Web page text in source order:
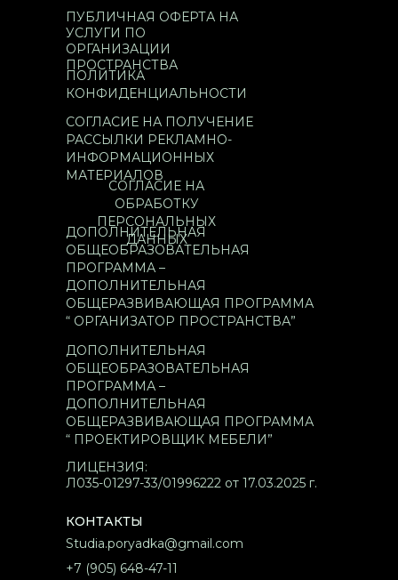
ЛИЦЕНЗИЯ:
Л035-01297-33/01996222 от 17.03.2025 г.
ПУБЛИЧНАЯ ОФЕРТА НА
УСЛУГИ ПО
ОРГАНИЗАЦИИ
ПРОСТРАНСТВА
КОНТАКТЫ
Studia.poryadka@gmail.com
+7 (905) 648-47-11
ПОЛИТИКА
КОНФИДЕНЦИАЛЬНОСТИ
СОГЛАСИЕ НА
ОБРАБОТКУ
ПЕРСОНАЛЬНЫХ
ДАННЫХ
СОГЛАСИЕ НА ПОЛУЧЕНИЕ
РАССЫЛКИ РЕКЛАМНО-
ИНФОРМАЦИОННЫХ
МАТЕРИАЛОВ
ДОПОЛНИТЕЛЬНАЯ
ОБЩЕОБРАЗОВАТЕЛЬНАЯ
ПРОГРАММА –
ДОПОЛНИТЕЛЬНАЯ
ОБЩЕРАЗВИВАЮЩАЯ ПРОГРАММА
“ ОРГАНИЗАТОР ПРОСТРАНСТВА”
ДОПОЛНИТЕЛЬНАЯ
ОБЩЕОБРАЗОВАТЕЛЬНАЯ
ПРОГРАММА –
ДОПОЛНИТЕЛЬНАЯ
ОБЩЕРАЗВИВАЮЩАЯ ПРОГРАММА
“ ПРОЕКТИРОВЩИК МЕБЕЛИ”